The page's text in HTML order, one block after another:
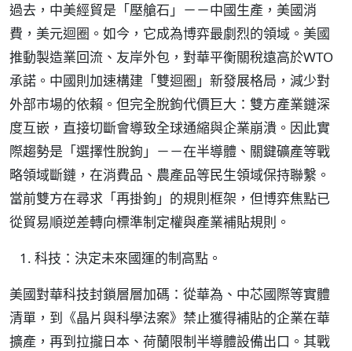
過去，中美經貿是「壓艙石」－－中國生產，美國消
費，美元迴圈。如今，它成為博弈最劇烈的領域。美國
推動製造業回流、友岸外包，對華平衡關稅遠高於WTO
承諾。中國則加速構建「雙迴圈」新發展格局，減少對
外部市場的依賴。但完全脫鉤代價巨大：雙方產業鏈深
度互嵌，直接切斷會導致全球通縮與企業崩潰。因此實
際趨勢是「選擇性脫鉤」－－在半導體、關鍵礦產等戰
略領域斷鏈，在消費品、農產品等民生領域保持聯繫。
當前雙方在尋求「再掛鉤」的規則框架，但博弈焦點已
從貿易順逆差轉向標準制定權與產業補貼規則。
科技：決定未來國運的制高點。
美國對華科技封鎖層層加碼：從華為、中芯國際等實體
清單，到《晶片與科學法案》禁止獲得補貼的企業在華
擴產，再到拉攏日本、荷蘭限制半導體設備出口。其戰